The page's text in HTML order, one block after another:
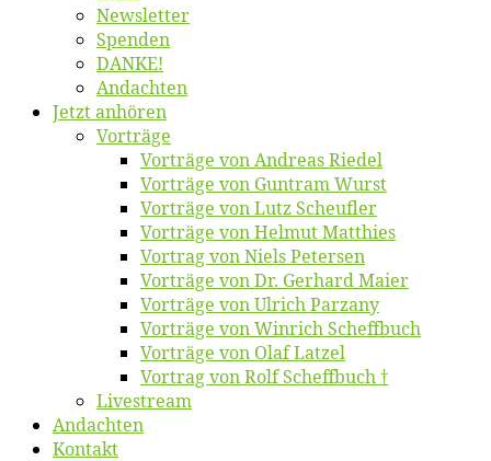
News­let­ter
Spen­den
DANKE!
An­dach­ten
Jetzt an­hö­ren
Vor­trä­ge
Vor­trä­ge von An­dre­as Riedel
Vor­trä­ge von Gun­tram Wurst
Vor­trä­ge von Lutz Scheufler
Vor­trä­ge von Hel­mut Matthies
Vor­trag von Niels Petersen
Vor­trä­ge von Dr. Ger­hard Maier
Vor­trä­ge von Ul­rich Parzany
Vor­trä­ge von Win­rich Scheffbuch
Vor­trä­ge von Olaf Latzel
Vor­trag von Rolf Scheffbuch †
Live­stream
An­dach­ten
Kon­takt